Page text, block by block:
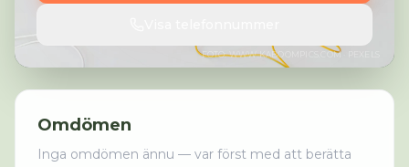
FOTO:WWW.KABOOMPICS.COM· PEXELS
Omdömen
Inga omdömen ännu — var först med att berätta